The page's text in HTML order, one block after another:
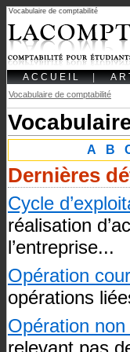
Vocabulaire de comptabilité
ACCUEIL |
Vocabulaire de comptabilité
A B
Dernières
Cycle
réalisation
l’entreprise...
Opération
opérations
Opération
relevant pas